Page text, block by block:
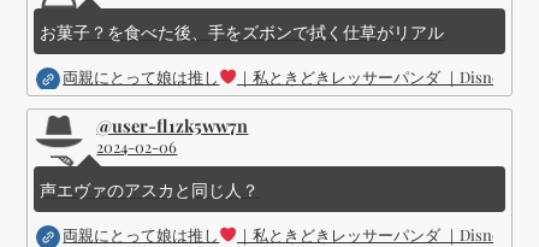
お菓子？を食べた後、手をズボンで拭く仕草がリアル
両親にとって娘は推し ｜私ときどきレッサーパンダ ｜Disney (
@user-fl1zk5ww7n
2024-02-06
声エヴァのアスカと同じ人？
両親にとって娘は推し ｜私ときどきレッサーパンダ ｜Disney (